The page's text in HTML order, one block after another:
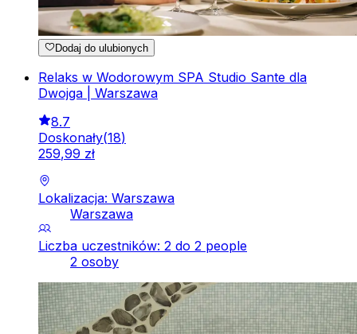
Dodaj do ulubionych
Relaks w Wodorowym SPA Studio Sante dla
Dwojga | Warszawa
8.7
Doskonały(18)
259,99 zł
Lokalizacja: Warszawa
Warszawa
Liczba uczestników: 2 do 2 people
2 osoby